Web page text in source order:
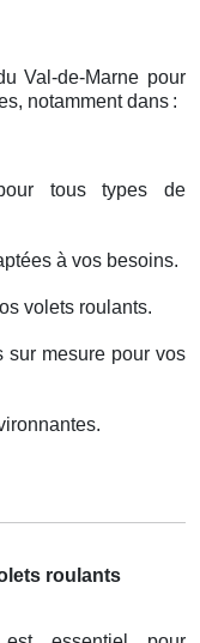
Val-de-Marne pour
notamment dans :
tous types de
à vos besoins.
volets roulants.
sur mesure pour vos
roulants